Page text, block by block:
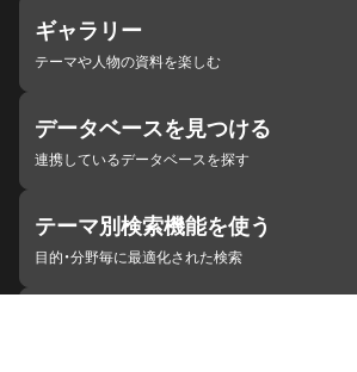
ギャラリー
テーマや人物の資料を楽しむ
データベースを見つける
連携しているデータベースを探す
テーマ別検索機能を使う
目的・分野毎に最適化された検索